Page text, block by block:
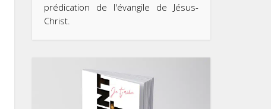
prédication de l'évangile de Jésus-
Christ.